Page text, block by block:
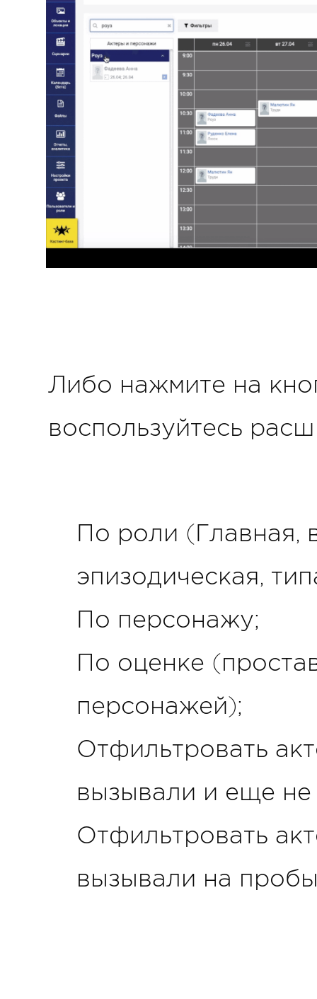
Либо нажмите на
воспользуйтесь
По роли (Главная,
эпизодическая,
По персонажу;
По оценке
персонажей);
Отфильтровать
вызывали и еще
Отфильтровать
вызывали на